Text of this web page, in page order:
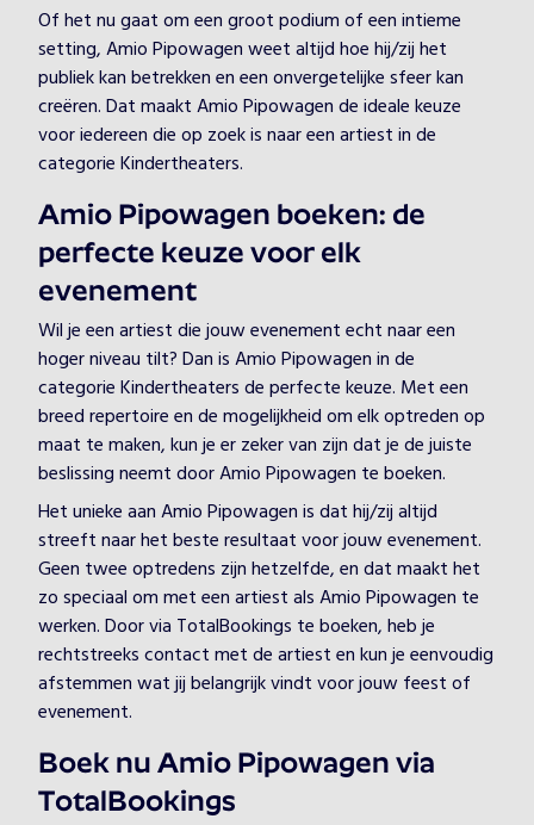
Of het nu gaat om een groot podium of een intieme
setting, Amio Pipowagen weet altijd hoe hij/zij het
publiek kan betrekken en een onvergetelijke sfeer kan
creëren. Dat maakt Amio Pipowagen de ideale keuze
voor iedereen die op zoek is naar een artiest in de
categorie Kindertheaters.
Amio Pipowagen boeken: de
perfecte keuze voor elk
evenement
Wil je een artiest die jouw evenement echt naar een
hoger niveau tilt? Dan is Amio Pipowagen in de
categorie Kindertheaters de perfecte keuze. Met een
breed repertoire en de mogelijkheid om elk optreden op
maat te maken, kun je er zeker van zijn dat je de juiste
beslissing neemt door Amio Pipowagen te boeken.
Het unieke aan Amio Pipowagen is dat hij/zij altijd
streeft naar het beste resultaat voor jouw evenement.
Geen twee optredens zijn hetzelfde, en dat maakt het
zo speciaal om met een artiest als Amio Pipowagen te
werken. Door via TotalBookings te boeken, heb je
rechtstreeks contact met de artiest en kun je eenvoudig
afstemmen wat jij belangrijk vindt voor jouw feest of
evenement.
Boek nu Amio Pipowagen via
TotalBookings